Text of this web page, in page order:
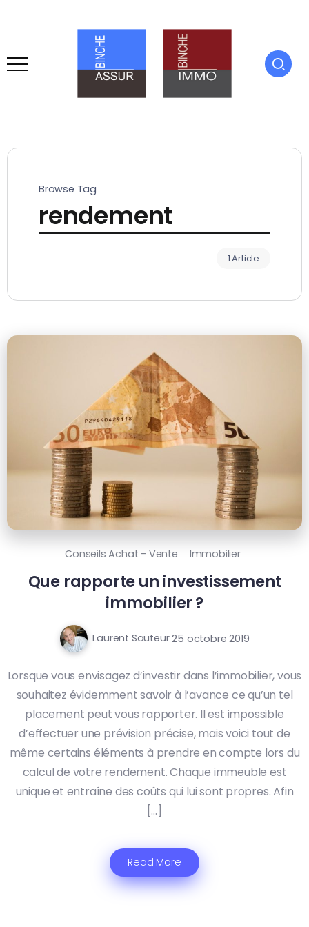
Browse Tag
rendement
1 Article
Conseils Achat - Vente Immobilier
Que rapporte un investissement
immobilier ?
Laurent Sauteur 25 octobre 2019
Lorsque vous envisagez d’investir dans l’immobilier, vous
souhaitez évidemment savoir à l’avance ce qu’un tel
placement peut vous rapporter. Il est impossible
d’effectuer une prévision précise, mais voici tout de
même certains éléments à prendre en compte lors du
calcul de votre rendement. Chaque immeuble est
unique et entraîne des coûts qui lui sont propres. Afin
[…]
Read More